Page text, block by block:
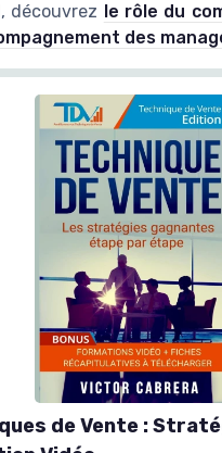
découvrez
le rôle du
des
de Vente :